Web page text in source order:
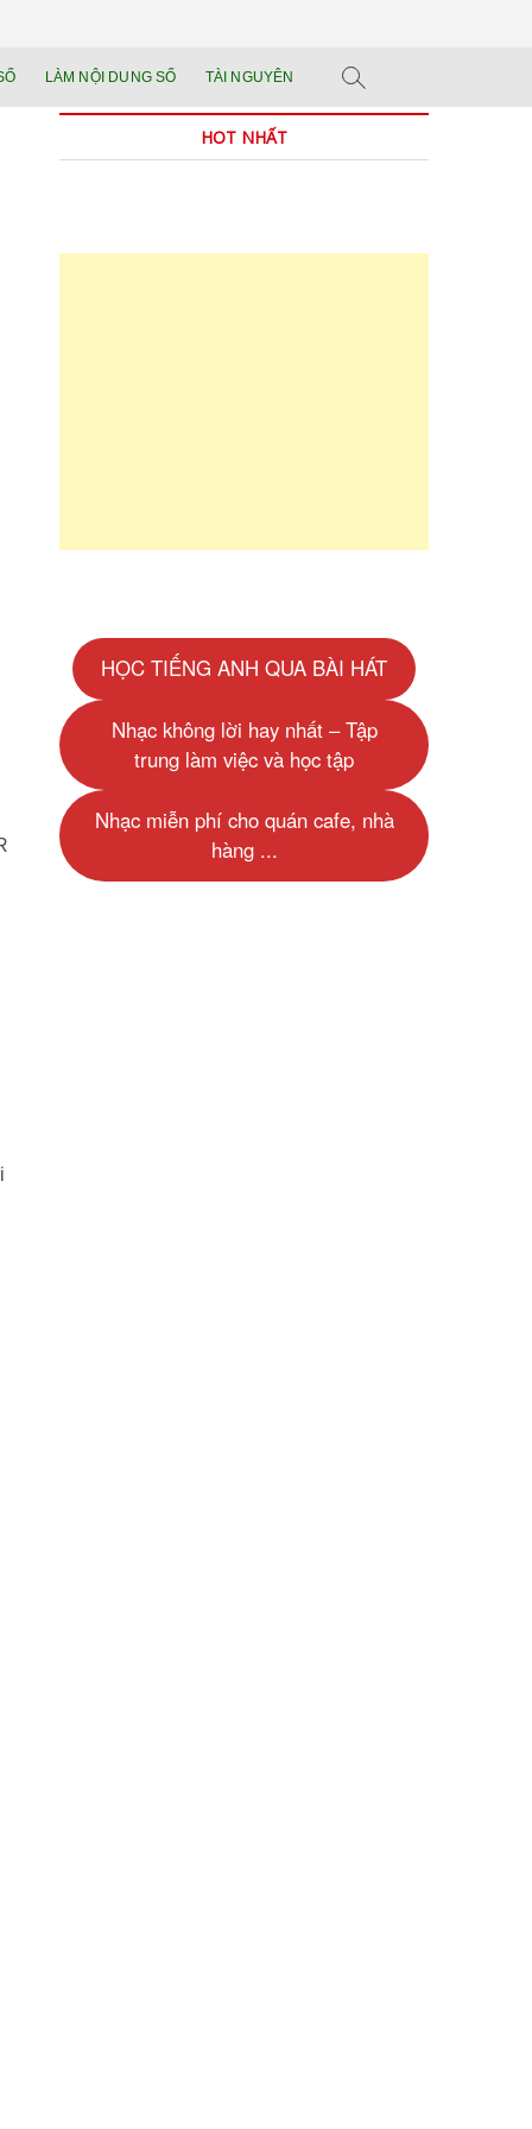
trong thời đại AI
LÀM NỘI DUNG SỐ TÀI NGUYÊN
HOT NHẤT
HỌC TIẾNG ANH QUA BÀI HÁT
Nhạc không lời hay nhất – Tập
trung làm việc và học tập
Nhạc miễn phí cho quán cafe, nhà
hàng ...